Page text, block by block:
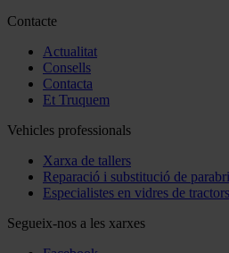
Contacte
Actualitat
Consells
Contacta
Et Truquem
Vehicles professionals
Xarxa de tallers
Reparació i substitució de
Especialistes en vidres de
Segueix-nos a les xarxes